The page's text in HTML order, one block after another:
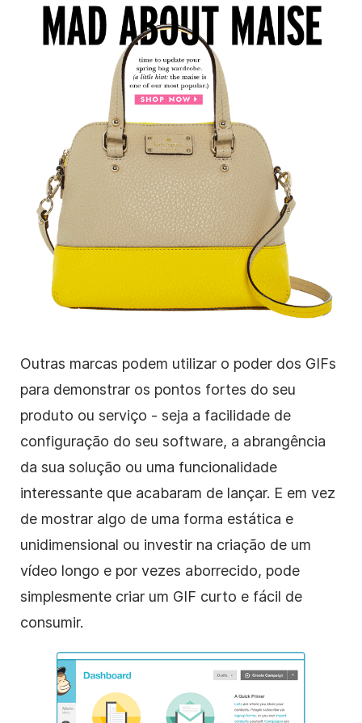
Outras marcas podem utilizar o poder dos GIFs
para demonstrar os pontos fortes do seu
produto ou serviço - seja a facilidade de
configuração do seu software, a abrangência
da sua solução ou uma funcionalidade
interessante que acabaram de lançar. E em vez
de mostrar algo de uma forma estática e
unidimensional ou investir na criação de um
vídeo longo e por vezes aborrecido, pode
simplesmente criar um GIF curto e fácil de
consumir.